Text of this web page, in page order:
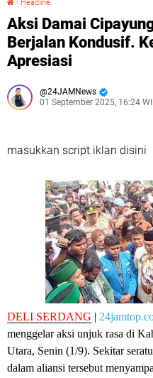
› Headline
Aksi Damai
Berjalan Kondusif.
Apresiasi
24JAMNews
01 September 2025, 16:24
masukkan script iklan disini
DELI SERDANG |
menggelar aksi unjuk rasa di
Utara, Senin (1/9). Sekitar
dalam aliansi tersebut